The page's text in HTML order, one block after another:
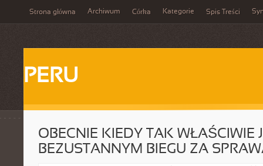
Strona główna Archiwum Córka Kategorie Spis Treści
PERU
OBECNIE KIEDY TAK WŁAŚCIWIE
BEZUSTANNYM BIEGU ZA